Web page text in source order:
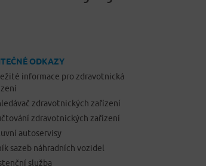
ODKAZY
informace pro zdravotnická
zdravotnických zařízení
zdravotnických zařízení
autoservisy
sazeb náhradních vozidel
služba